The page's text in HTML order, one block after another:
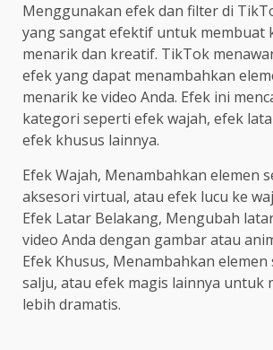
Menggunakan efek dan filter di
yang sangat efektif untuk membuat
menarik dan kreatif. TikTok
efek yang dapat menambahkan
menarik ke video Anda. Efek ini
kategori seperti efek wajah, efek
efek khusus lainnya.
Efek Wajah, Menambahkan elemen
aksesori virtual, atau efek lucu ke
Efek Latar Belakang, Mengubah
video Anda dengan gambar atau
Efek Khusus, Menambahkan
salju, atau efek magis lainnya untuk
lebih dramatis.